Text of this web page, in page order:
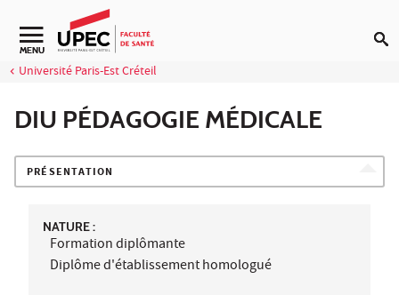
Aller au contenu
Navigation secondaire
MENU
Université Paris-Est Créteil
DIU PÉDAGOGIE MÉDICALE
PRÉSENTATION
NATURE :
Formation diplômante
Diplôme d'établissement homologué